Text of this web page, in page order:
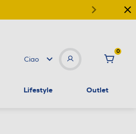
Ciao
0
Lifestyle Outlet